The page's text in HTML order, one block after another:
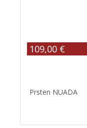
109,00 €
Prsten NUADA